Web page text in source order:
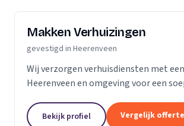
Makken Verhuizingen
gevestigd in Heerenveen
Wij verzorgen verhuisdiensten met
Heerenveen en omgeving voor een
Bekijk profiel Vergelijk